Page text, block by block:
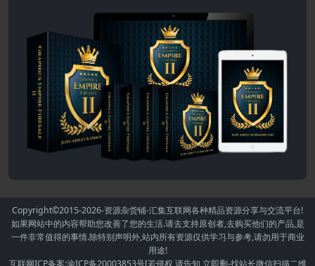
Copyright©2015-2026-资源杂货铺-汇集互联网各种精品资源分享与交流平台!
如果网站中的内容帮助您改善了您的生活.请去支持原创者,去购买他们的产品,是
一件非常值得的事情.除特别声明外,站内所有资源仅供学习与参考,请勿用于商业
用途!